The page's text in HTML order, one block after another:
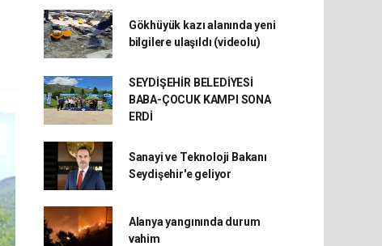
Gökhüyük kazı alanında yeni
bilgilere ulaşıldı (videolu)
SEYDİŞEHİR BELEDİYESİ
BABA-ÇOCUK KAMPI SONA
ERDİ
Sanayi ve Teknoloji Bakanı
Seydişehir'e geliyor
Alanya yangınında durum
vahim